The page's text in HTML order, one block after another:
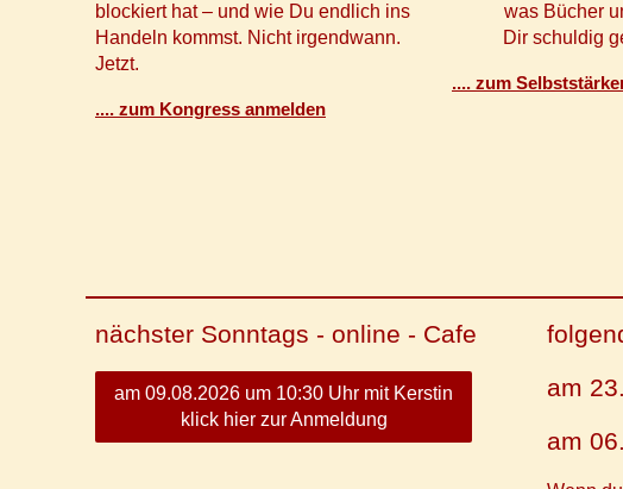
blockiert hat – und wie Du endlich ins
Handeln kommst. Nicht irgendwann.
Jetzt.
.... zum Kongress anmelden
was Bücher
Dir schuldig
.... zum
nächster Sonntags - online - Cafe
am 09.08.2026 um 10:30 Uhr mit Kerstin
klick hier zur Anmeldung
am
am